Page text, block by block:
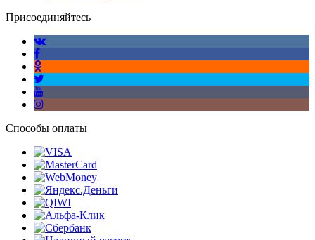
Присоединяйтесь
Способы оплаты